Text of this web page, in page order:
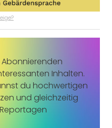
Inhalten.
du hochwertigen
und gleichzeitig